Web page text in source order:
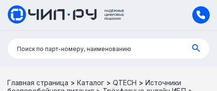
Поиск:
Поиск по парт-номеру, наименованию
Главная страница > Каталог > QTECH > Источники